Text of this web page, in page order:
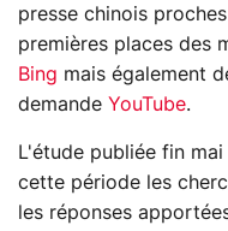
presse chinois
premières places des
Bing mais également
demande YouTube.
L'étude publiée fin
cette période les
les réponses